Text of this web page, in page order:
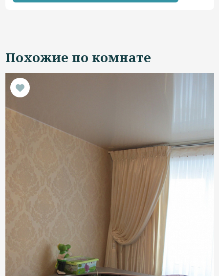
Похожие по комнате